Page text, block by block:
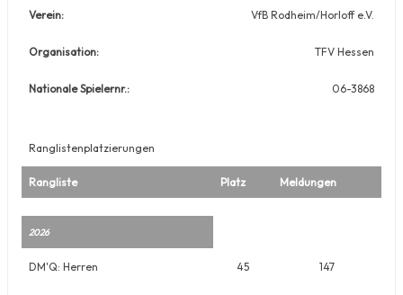
Verein: VfB Rodheim/Horloff e.V.
Organisation: TFV Hessen
Nationale Spielernr.: 06-3868
Ranglistenplatzierungen
Rangliste Platz Meldungen
2026
DM'Q: Herren 45 147